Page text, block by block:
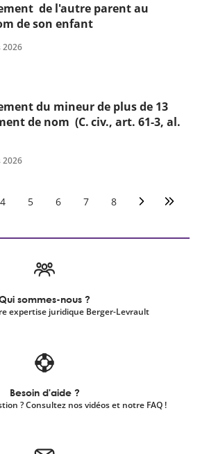
de l'autre parent au
de son enfant
2026
du mineur de plus de 13
de nom (C. civ., art. 61-3, al.
2026
Page
4 Page
5 Page
6 Page
7 Page
8 Page
sommes-nous ?
expertise juridique Berger-Levrault
Besoin d'aide ?
? Consultez nos vidéos et notre FAQ !